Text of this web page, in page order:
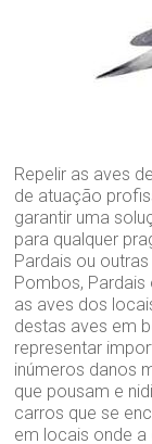
Repelir as aves
de atuação
garantir uma
para qualquer
Pardais ou
Pombos,
as aves dos
destas aves em
representar
inúmeros danos
que pousam e
carros que se
em locais onde